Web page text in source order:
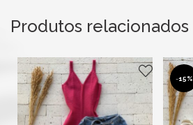
Produtos relacionados
-15%